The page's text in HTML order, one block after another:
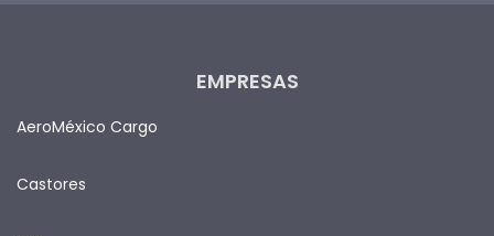
EMPRESAS
AeroMéxico Cargo
Castores